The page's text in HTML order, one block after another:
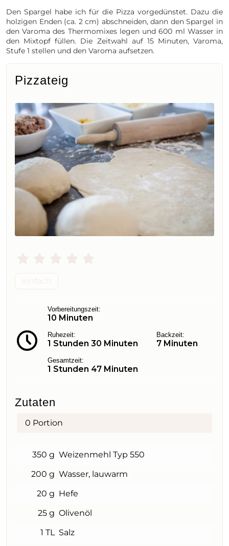
Den Spargel habe ich für die Pizza vorgedünstet. Dazu die
holzigen Enden (ca. 2 cm) abschneiden, dann den Spargel in
den Varoma des Thermomixes legen und 600 ml Wasser in
den Mixtopf füllen. Die Zeitwahl auf 15 Minuten, Varoma,
Stufe 1 stellen und den Varoma aufsetzen.
Pizzateig
einfach
Vorbereitungszeit:
10 Minuten
Ruhezeit:
1 Stunden 30 Minuten
Backzeit:
7 Minuten
Gesamtzeit:
1 Stunden 47 Minuten
Zutaten
0 Portion
350 g Weizenmehl Typ 550
200 g Wasser, lauwarm
20 g Hefe
25 g Olivenöl
1 TL
Salz